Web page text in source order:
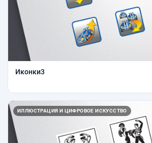
Иконки3
ИЛЛЮСТРАЦИЯ И ЦИФРОВОЕ ИСКУССТВО